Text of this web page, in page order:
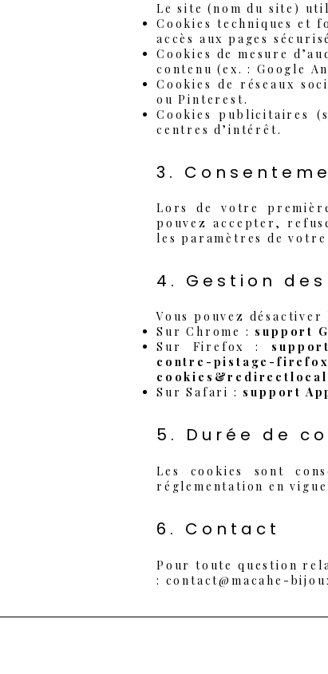
Le site (nom du site)
Cookies techniques et
accès aux pages
Cookies de mesure
contenu (ex. : Google
Cookies de réseaux
ou Pinterest.
Cookies publicitaires
centres d’intérêt.
3.
​Lors de votre
pouvez accepter,
les paramètres de
4. Gestion
Vous pouvez
Sur Chrome : support
Sur Firefox :
contre-pistage-
Sur Safari : support
5. Durée de
Les cookies sont
réglementation en
6. Contact
Pour toute question
: contact@macahe-